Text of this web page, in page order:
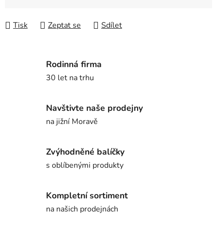
Tisk Zeptat se Sdílet
Rodinná firma
30 let na trhu
Navštivte naše prodejny
na jižní Moravě
Zvýhodněné balíčky
s oblíbenými produkty
Kompletní sortiment
na našich prodejnách